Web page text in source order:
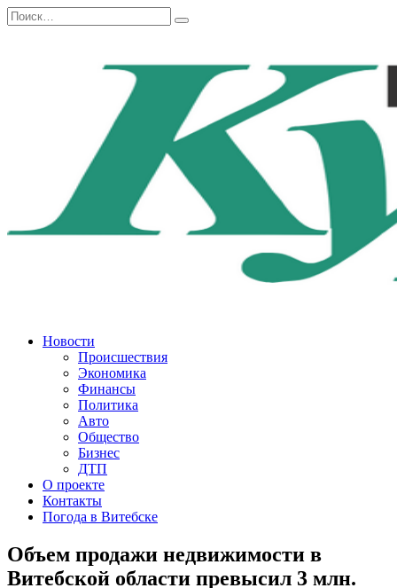
Перейти
к
Search
for:
Новости
Происшествия
Экономика
Финансы
Политика
Авто
Общество
Бизнес
ДТП
О проекте
Контакты
Погода в Витебске
Объем продажи недвижимости в
Витебской области превысил 3 млн.